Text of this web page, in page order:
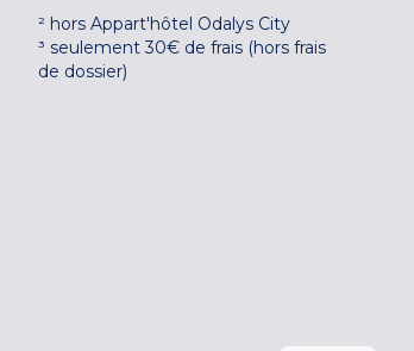
² hors Appart'hôtel Odalys City
³ seulement 30€ de frais (hors frais
de dossier)